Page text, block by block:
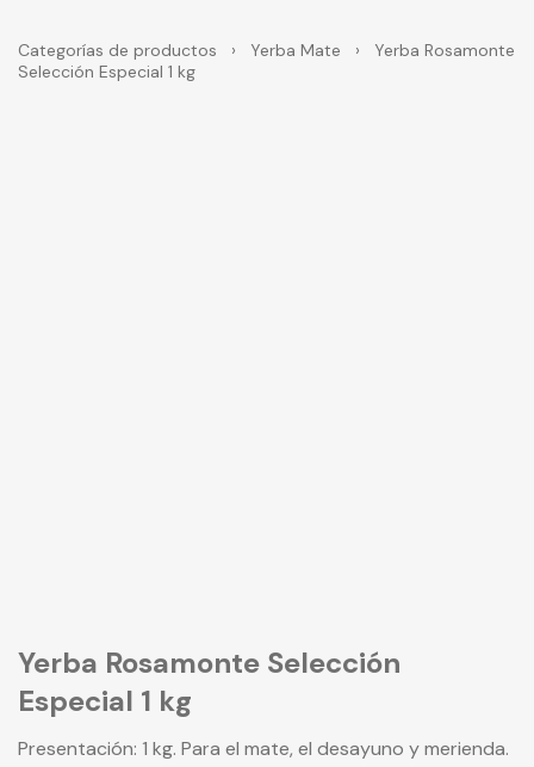
Categorías de productos › Yerba Mate ›
Yerba Rosamonte
Selección Especial 1 kg
Yerba Rosamonte Selección
Especial 1 kg
Presentación: 1 kg. Para el mate, el desayuno y merienda.